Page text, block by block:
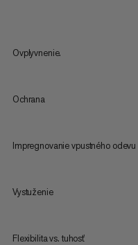
Ovplyvnenie.
Ochrana
Impregnovanie vpustného odevu
Vystuženie
Flexibilita vs. tuhosť